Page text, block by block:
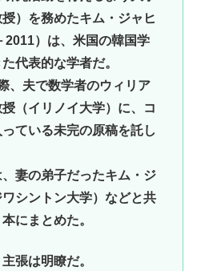
）を務めたキム・ジャヒ
2011）は、米国の韓国学
代表的な学者だ。
、夫で数学者のウィリア
（イリノイ大学）に、コ
ている未完の原稿を託し
妻の弟子だったキム・ジ
シントン大学）などと共
にまとめた。
張は明瞭だ。